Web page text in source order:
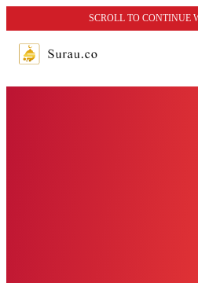
SCROLL TO CONTINUE